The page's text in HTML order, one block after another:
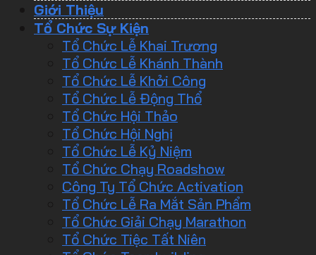
Giới Thiệu
Tổ Chức Sự Kiện
Tổ Chức Lễ Khai Trương
Tổ Chức Lễ Khánh Thành
Tổ Chức Lễ Khởi Công
Tổ Chức Lễ Động Thổ
Tổ Chức Hội Thảo
Tổ Chức Hội Nghị
Tổ Chức Lễ Kỷ Niệm
Tổ Chức Chạy Roadshow
Công Ty Tổ Chức Activation
Tổ Chức Lễ Ra Mắt Sản Phẩm
Tổ Chức Giải Chạy Marathon
Tổ Chức Tiệc Tất Niên